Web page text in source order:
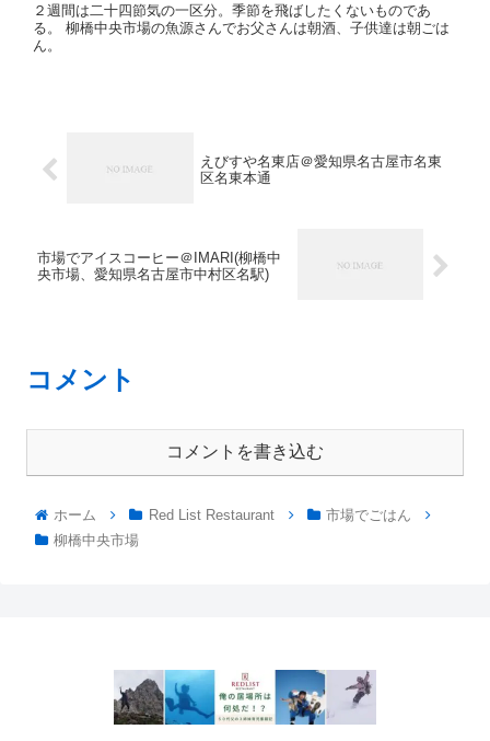
２週間は二十四節気の一区分。季節を飛ばしたくないものであ
る。 柳橋中央市場の魚源さんでお父さんは朝酒、子供達は朝ごは
ん。
えびすや名東店＠愛知県名古屋市名東
区名東本通
市場でアイスコーヒー＠IMARI(柳橋中
央市場、愛知県名古屋市中村区名駅)
コメント
コメントを書き込む
ホーム Red List Restaurant
市場でごはん
柳橋中央市場